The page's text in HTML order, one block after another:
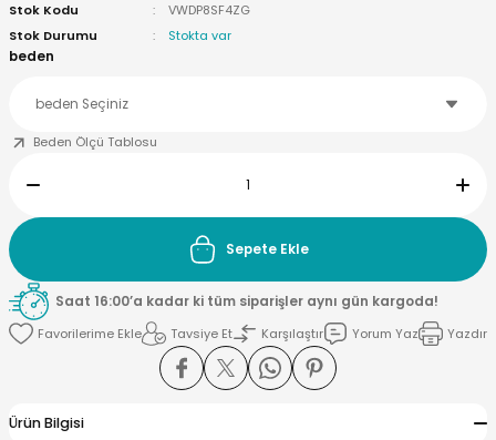
Stok Kodu
VWDP8SF4ZG
Stok Durumu
Stokta var
beden
Beden Ölçü Tablosu
Sepete Ekle
Saat 16:00’a kadar ki tüm siparişler aynı gün kargoda!
Tavsiye Et
Karşılaştır Yorum Yaz Yazdır
Ürün Bilgisi